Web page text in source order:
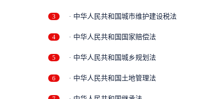
3 · 中华人民共和国城市维护建设税法
4 · 中华人民共和国国家赔偿法
5 · 中华人民共和国城乡规划法
6 · 中华人民共和国土地管理法